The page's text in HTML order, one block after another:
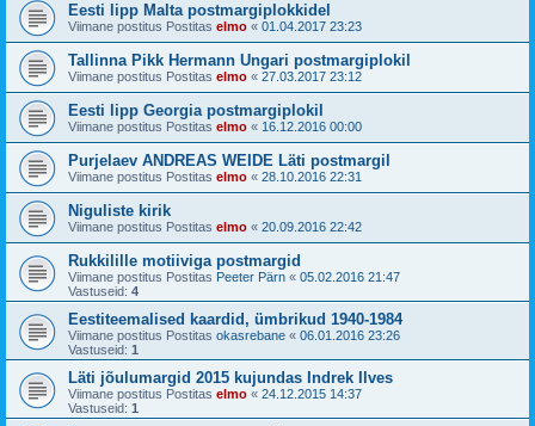
Eesti lipp Malta postmargiplokkidel
Viimane postitus Postitas elmo « 01.04.2017 23:23
Tallinna Pikk Hermann Ungari postmargiplokil
Viimane postitus Postitas elmo « 27.03.2017 23:12
Eesti lipp Georgia postmargiplokil
Viimane postitus Postitas elmo « 16.12.2016 00:00
Purjelaev ANDREAS WEIDE Läti postmargil
Viimane postitus Postitas elmo « 28.10.2016 22:31
Niguliste kirik
Viimane postitus Postitas elmo « 20.09.2016 22:42
Rukkilille motiiviga postmargid
Viimane postitus Postitas Peeter Pärn « 05.02.2016 21:47
Vastuseid: 4
Eestiteemalised kaardid, ümbrikud 1940-1984
Viimane postitus Postitas okasrebane « 06.01.2016 23:26
Vastuseid: 1
Läti jõulumargid 2015 kujundas Indrek Ilves
Viimane postitus Postitas elmo « 24.12.2015 14:37
Vastuseid: 1